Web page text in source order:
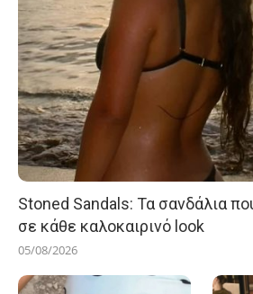
Stoned Sandals: Τα σανδάλια
σε κάθε καλοκαιρινό look
05/08/2026